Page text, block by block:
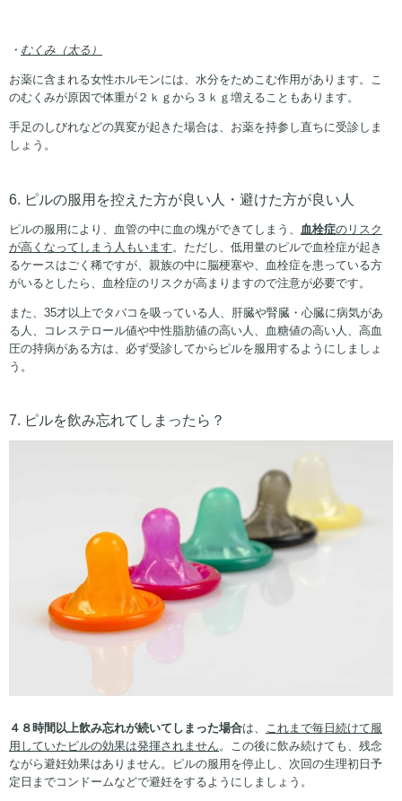
・ むくみ（太る）
お薬に含まれる女性ホルモンには、水分をためこむ作用があります。こ
のむくみが原因で体重が２ｋｇから３ｋｇ増えることもあります。
手足のしびれなどの異変が起きた場合は、お薬を持参し直ちに受診しま
しょう。
6. ピルの服用を控えた方が良い人・避けた方が良い人
ピルの服用により、血管の中に血の塊ができてしまう、 血栓症のリスク
が高くなってしまう人もいます。ただし、低用量のピルで血栓症が起き
るケースはごく稀ですが、親族の中に脳梗塞や、血栓症を患っている方
がいるとしたら、血栓症のリスクが高まりますので注意が必要です。
また、35才以上でタバコを吸っている人、肝臓や腎臓・心臓に病気があ
る人、コレステロール値や中性脂肪値の高い人、血糖値の高い人、高血
圧の持病がある方は、必ず受診してからピルを服用するようにしましょ
う。
7. ピルを飲み忘れてしまったら？
４８時間以上飲み忘れが続いてしまった場合は、 これまで毎日続けて服
用していたピルの効果は発揮されません。この後に飲み続けても、残念
ながら避妊効果はありません。ピルの服用を停止し、次回の生理初日予
定日までコンドームなどで避妊をするようにしましょう。